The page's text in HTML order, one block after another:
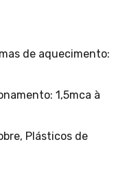
de aquecimento:
1,5mca à
Plásticos de